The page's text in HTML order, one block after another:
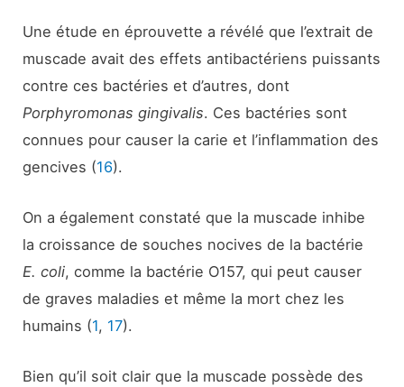
Une étude en éprouvette a révélé que l’extrait de
muscade avait des effets antibactériens puissants
contre ces bactéries et d’autres, dont
Porphyromonas gingivalis. Ces bactéries sont
connues pour causer la carie et l’inflammation des
gencives (16).
On a également constaté que la muscade inhibe
la croissance de souches nocives de la bactérie
E. coli, comme la bactérie O157, qui peut causer
de graves maladies et même la mort chez les
humains (1, 17).
Bien qu’il soit clair que la muscade possède des